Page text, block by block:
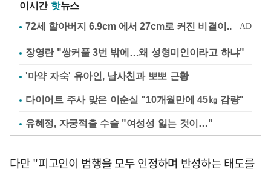
이시간 핫뉴스
장영란 "쌍커풀 3번 밖에…왜 성형미인이라고 하냐"
'마약 자숙' 유아인, 남사친과 뽀뽀 근황
다이어트 주사 맞은 이순실 "10개월만에 45㎏ 감량"
유혜정, 자궁적출 수술 "여성성 잃는 것이…"
다만 "피고인이 범행을 모두 인정하며 반성하는 태도를